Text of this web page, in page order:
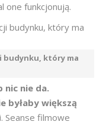
one funkcjonują.
budynku, który ma
nic nie da.
byłaby większą
Seanse filmowe